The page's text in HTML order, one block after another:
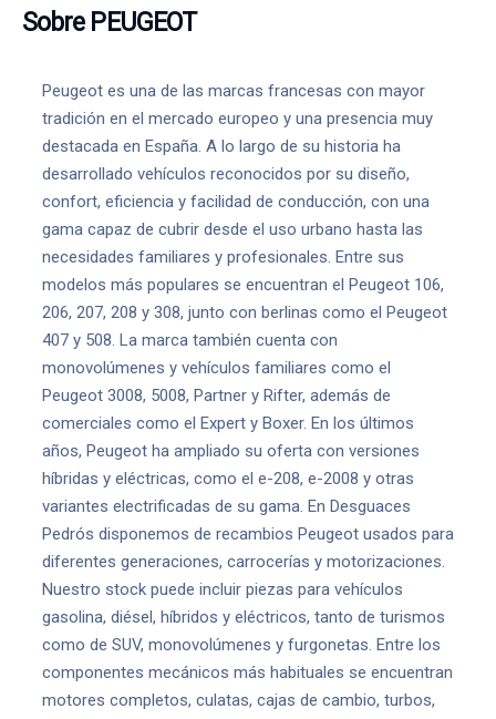
Sobre PEUGEOT
Peugeot es una de las marcas francesas con mayor
tradición en el mercado europeo y una presencia muy
destacada en España. A lo largo de su historia ha
desarrollado vehículos reconocidos por su diseño,
confort, eficiencia y facilidad de conducción, con una
gama capaz de cubrir desde el uso urbano hasta las
necesidades familiares y profesionales. Entre sus
modelos más populares se encuentran el Peugeot 106,
206, 207, 208 y 308, junto con berlinas como el Peugeot
407 y 508. La marca también cuenta con
monovolúmenes y vehículos familiares como el
Peugeot 3008, 5008, Partner y Rifter, además de
comerciales como el Expert y Boxer. En los últimos
años, Peugeot ha ampliado su oferta con versiones
híbridas y eléctricas, como el e-208, e-2008 y otras
variantes electrificadas de su gama. En Desguaces
Pedrós disponemos de recambios Peugeot usados para
diferentes generaciones, carrocerías y motorizaciones.
Nuestro stock puede incluir piezas para vehículos
gasolina, diésel, híbridos y eléctricos, tanto de turismos
como de SUV, monovolúmenes y furgonetas. Entre los
componentes mecánicos más habituales se encuentran
motores completos, culatas, cajas de cambio, turbos,